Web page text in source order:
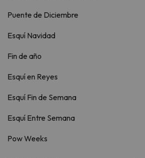
Puente de Diciembre
Esquí Navidad
Fin de año
Esquí en Reyes
Esquí Fin de Semana
Esquí Entre Semana
Pow Weeks